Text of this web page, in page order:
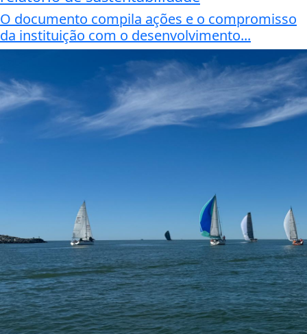
O documento compila ações e o compromisso
da instituição com o desenvolvimento...